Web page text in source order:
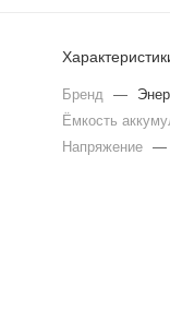
Бренд —
Ёмкость
Напряжение —